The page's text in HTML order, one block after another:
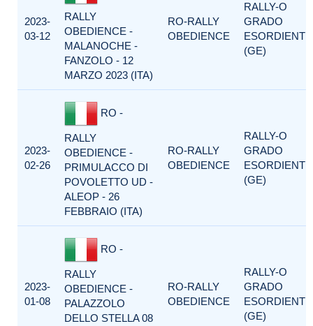
2023-
03-12
RALLY
OBEDIENCE -
MALANOCHE -
FANZOLO - 12
MARZO 2023 (ITA)
RO-RALLY
OBEDIENCE
RALLY-O
GRADO
ESORDIENTI
(GE)
2023-
02-26
RO -
RALLY
OBEDIENCE -
PRIMULACCO DI
POVOLETTO UD -
ALEOP - 26
FEBBRAIO (ITA)
RO-RALLY
OBEDIENCE
RALLY-O
GRADO
ESORDIENTI
(GE)
2023-
01-08
RO -
RALLY
OBEDIENCE -
PALAZZOLO
DELLO STELLA 08
RO-RALLY
OBEDIENCE
RALLY-O
GRADO
ESORDIENTI
(GE)